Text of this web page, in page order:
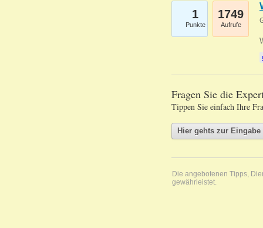
1
Punkte
1749
Aufrufe
Fragen Sie die
Tippen Sie einfach Ihre
Die angebotenen Tipps,
gewährleistet.